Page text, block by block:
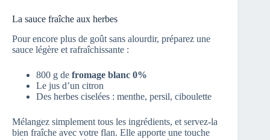
La sauce fraîche aux herbes
Pour encore plus de goût sans alourdir, préparez une
sauce légère et rafraîchissante :
800 g de fromage blanc 0%
Le jus d’un citron
Des herbes ciselées : menthe, persil, ciboulette
Mélangez simplement tous les ingrédients, et servez-la
bien fraîche avec votre flan. Elle apporte une touche